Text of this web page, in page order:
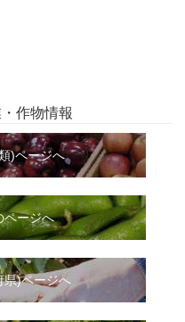
作物情報
)ページへ
ページへ
県)ページへ